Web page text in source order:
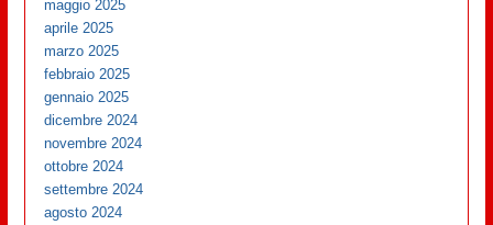
maggio 2025
aprile 2025
marzo 2025
febbraio 2025
gennaio 2025
dicembre 2024
novembre 2024
ottobre 2024
settembre 2024
agosto 2024